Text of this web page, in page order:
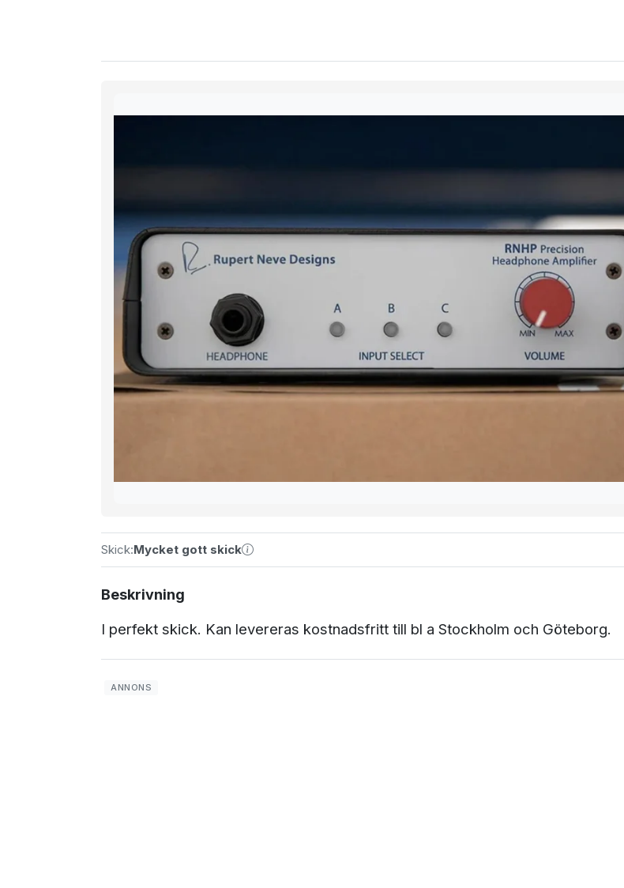
Skick:Mycket gott skick
Beskrivning
I perfekt skick. Kan levereras kostnadsfritt till bl a Stockholm och Göteborg.